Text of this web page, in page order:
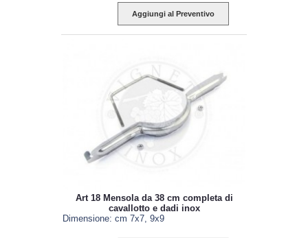
Aggiungi al Preventivo
Art 18 Mensola da 38 cm completa di
cavallotto e dadi inox
Dimensione: cm 7x7, 9x9